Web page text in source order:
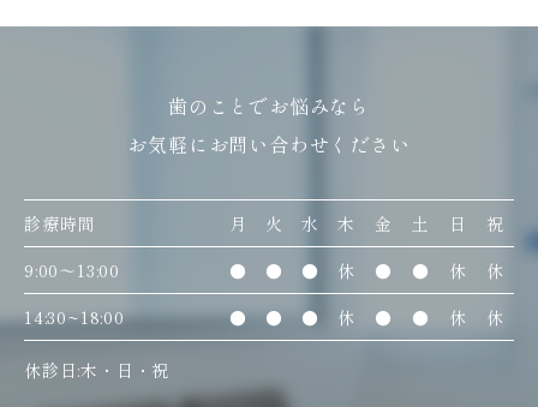
歯のことでお悩みなら
お気軽にお問い合わせください
診療時間 月 火 水 木 金 土 日
祝
9:00〜13:00
● ● ● 休 ● ● 休
休
14:30~18:00
● ● ● 休 ● ● 休 休
休診日:木・日・祝